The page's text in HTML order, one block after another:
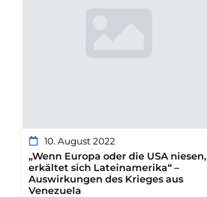
10. August 2022
„Wenn Europa oder die USA niesen,
erkältet sich Lateinamerika“ –
Auswirkungen des Krieges aus
Venezuela